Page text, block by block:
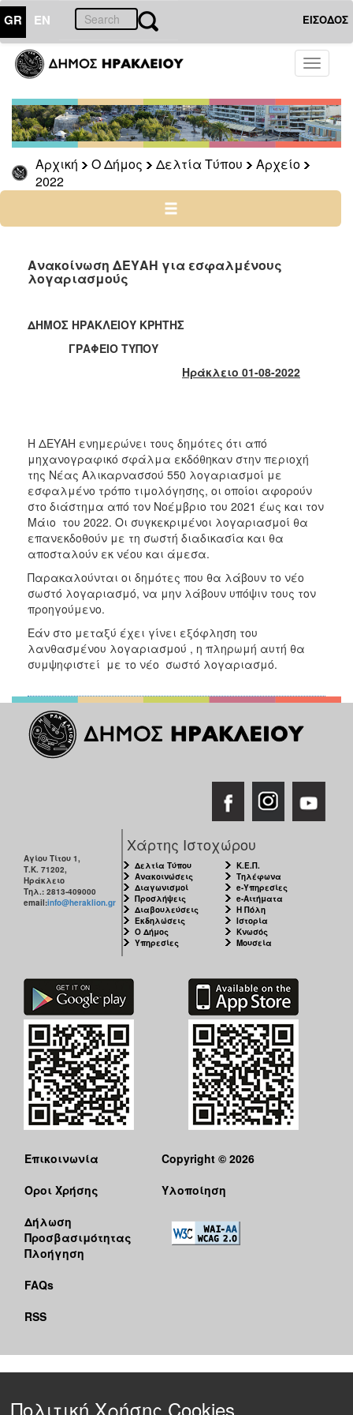
GR EN ΕΙΣΟΔΟΣ
Toggle
Αρχική Ο Δήμος Δελτία Τύπου
Αρχείο
2022
ΔΗΜΟΣ
Δελτία
Τύπου
Αρχείο
2026
2025
2022
2021
2019
2018
2013
2012
2011
2010
2006
ΤΟΠΟΣ
ΑΝΘΕΚΤΙΚΗ
ΠΟΛΗ
Ανακοίνωση ΔΕΥΑΗ για εσφαλμένους
λογαριασμούς
ΔΗΜΟΣ ΗΡΑΚΛΕΙΟΥ ΚΡΗΤΗΣ
ΓΡΑΦΕΙΟ ΤΥΠΟΥ
Ηράκλειο 01-08-2022
Η ΔΕΥΑΗ ενημερώνει τους δημότες ότι από
μηχανογραφικό σφάλμα εκδόθηκαν στην περιοχή
της Νέας Αλικαρνασσού 550 λογαριασμοί με
εσφαλμένο τρόπο τιμολόγησης, οι οποίοι αφορούν
στο διάστημα από τον Νοέμβριο του 2021 έως και τον
Μάιο του 2022. Οι συγκεκριμένοι λογαριασμοί θα
επανεκδοθούν με τη σωστή διαδικασία και θα
αποσταλούν εκ νέου και άμεσα.
Παρακαλούνται οι δημότες που θα λάβουν το νέο
σωστό λογαριασμό, να μην λάβουν υπόψιν τους τον
προηγούμενο.
Εάν στο μεταξύ έχει γίνει εξόφληση του
λανθασμένου λογαριασμού , η πληρωμή αυτή θα
συμψηφιστεί με το νέο σωστό λογαριασμό.
Αγίου Τίτου 1,
Τ.Κ. 71202,
Ηράκλειο
Τηλ.: 2813-409000
email:info@heraklion.gr
Χάρτης Ιστοχώρου
Δελτία Τύπου
Ανακοινώσεις
Διαγωνισμοί
Προσλήψεις
Διαβουλεύσεις
Εκδηλώσεις
Ο Δήμος
Υπηρεσίες
Κ.Ε.Π.
Τηλέφωνα
e-Υπηρεσίες
e-Αιτήματα
Η Πόλη
Ιστορία
Κνωσός
Μουσεία
Επικοινωνία
Όροι Χρήσης
Δήλωση
Προσβασιμότητας
Πλοήγηση
FAQs
RSS
Copyright © 2026
Υλοποίηση
Πολιτική Χρήσης Cookies